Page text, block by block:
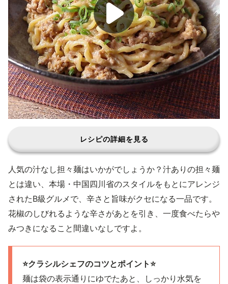
レシピの詳細を見る
人気の汁なし担々麺はいかがでしょうか？汁ありの担々麺
とは違い、本場・中国四川省のスタイルをもとにアレンジ
されたB級グルメで、辛さと旨味がクセになる一品です。
花椒のしびれるような辛さがあとを引き、一度食べたらや
みつきになること間違いなしですよ。
⭐️クラシルシェフのコツとポイント⭐️
麺は袋の表示通りにゆでたあと、しっかり水気を